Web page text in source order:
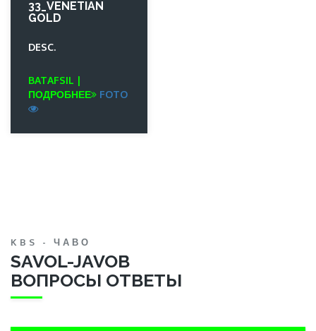
33_VENETIAN
GOLD
DESC.
BATAFSIL |
ПОДРОБНЕЕ
FOTO
KBS - ЧАВО
SAVOL-JAVOB
ВОПРОСЫ ОТВЕТЫ